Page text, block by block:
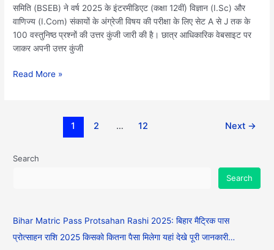
समिति (BSEB) ने वर्ष 2025 के इंटरमीडिएट (कक्षा 12वीं) विज्ञान (I.Sc) और
वाणिज्य (I.Com) संकायों के अंग्रेजी विषय की परीक्षा के लिए सेट A से J तक के
100 वस्तुनिष्ठ प्रश्नों की उत्तर कुंजी जारी की है। छात्र आधिकारिक वेबसाइट पर
जाकर अपनी उत्तर कुंजी
तक
Direct
Link
Read More »
1 2 … 12 Next →
Search
Search
Bihar Matric Pass Protsahan Rashi 2025: बिहार मैट्रिक पास
प्रोत्साहन राशि 2025 किसको कितना पैसा मिलेगा यहां देखे पूरी जानकारी…